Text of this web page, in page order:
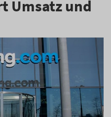
Umsatz und